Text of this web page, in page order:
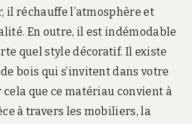
il réchauffe l’atmosphère et
En outre, il est indémodable
quel style décoratif. Il existe
bois qui s’invitent dans votre
cela que ce matériau convient à
à travers les mobiliers, la